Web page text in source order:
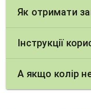
Як отримати
Інструкції
А якщо колір